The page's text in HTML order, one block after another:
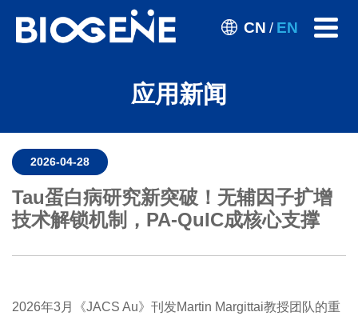
CN / EN
应用新闻
2026-04-28
Tau蛋白病研究新突破！无辅因子扩增
技术解锁机制，PA-QuIC成核心支撑
2026年3月《JACS Au》刊发Martin Margittai教授团队的重